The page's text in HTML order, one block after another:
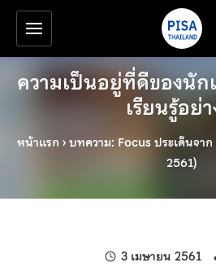
ข้ามไปยังเนื้อหาหลัก
เครื่องมือช่วยเหลือ
ความเป็นอยู่ที่ดีของนัก
เรียนรู้อย่า
หน้าแรก ›บทความ: Focus ประเด็นจาก
2561)
3 เมษายน 2561